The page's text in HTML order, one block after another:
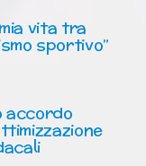
vita tra
sportivo”
accordo